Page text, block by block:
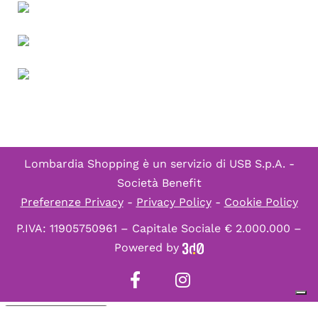
Lombardia Shopping è un servizio di USB S.p.A. -
Società Benefit
Preferenze Privacy- Privacy Policy- Cookie Policy
P.IVA: 11905750961 – Capitale Sociale € 2.000.000 –
Powered by